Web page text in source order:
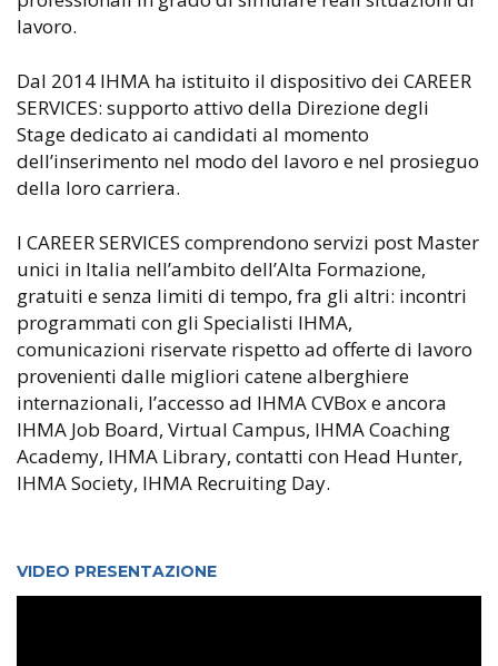
lavoro.
Dal 2014 IHMA ha istituito il dispositivo dei CAREER
SERVICES: supporto attivo della Direzione degli
Stage dedicato ai candidati al momento
dell’inserimento nel modo del lavoro e nel prosieguo
della loro carriera.
I CAREER SERVICES comprendono servizi post Master
unici in Italia nell’ambito dell’Alta Formazione,
gratuiti e senza limiti di tempo, fra gli altri: incontri
programmati con gli Specialisti IHMA,
comunicazioni riservate rispetto ad offerte di lavoro
provenienti dalle migliori catene alberghiere
internazionali, l’accesso ad IHMA CVBox e ancora
IHMA Job Board, Virtual Campus, IHMA Coaching
Academy, IHMA Library, contatti con Head Hunter,
IHMA Society, IHMA Recruiting Day.
VIDEO PRESENTAZIONE